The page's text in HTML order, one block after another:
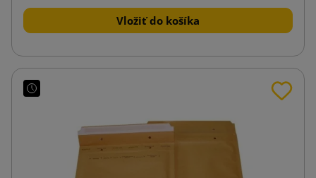
Vložiť do košíka